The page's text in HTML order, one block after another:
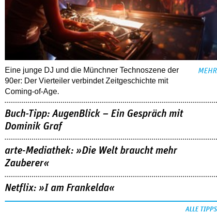
Eine junge DJ und die Münchner Technoszene der
90er: Der Vierteiler verbindet Zeitgeschichte mit
Coming-of-Age.
MEHR
Buch-Tipp: AugenBlick – Ein Gespräch mit
Dominik Graf
arte-Mediathek: »Die Welt braucht mehr
Zauberer«
Netflix: »I am Frankelda«
ALLE TIPPS